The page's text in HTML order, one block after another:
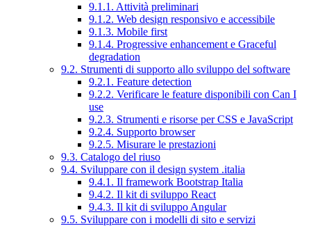
9.1.1. Attività preliminari
9.1.2. Web design responsivo e accessibile
9.1.3. Mobile first
9.1.4. Progressive enhancement e Graceful
degradation
9.2. Strumenti di supporto allo sviluppo del software
9.2.1. Feature detection
9.2.2. Verificare le feature disponibili con Can I
use
9.2.3. Strumenti e risorse per CSS e JavaScript
9.2.4. Supporto browser
9.2.5. Misurare le prestazioni
9.3. Catalogo del riuso
9.4. Sviluppare con il design system .italia
9.4.1. Il framework Bootstrap Italia
9.4.2. Il kit di sviluppo React
9.4.3. Il kit di sviluppo Angular
9.5. Sviluppare con i modelli di sito e servizi